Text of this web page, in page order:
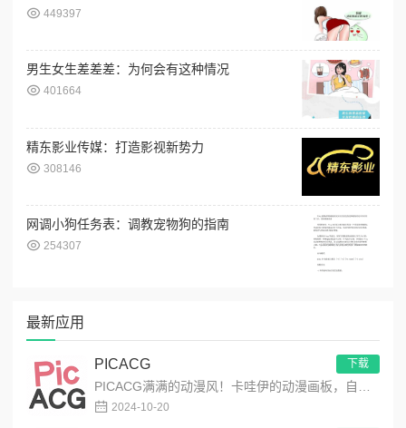
449397
男生女生差差差：为何会有这种情况
401664
精东影业传媒：打造影视新势力
308146
网调小狗任务表：调教宠物狗的指南
254307
最新应用
PICACG
2024-10-20
下载